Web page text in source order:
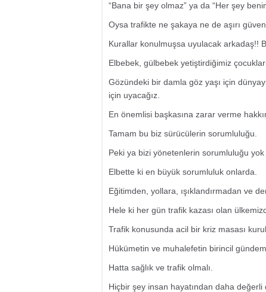
“Bana bir şey olmaz” ya da “Her şey
Oysa trafikte ne şakaya ne de aşırı
Kurallar konulmuşsa uyulacak arkadaş!!
Elbebek, gülbebek yetiştirdiğimiz
Gözündeki bir damla göz yaşı için
için uyacağız.
En önemlisi başkasına zarar verme
Tamam bu biz sürücülerin sorumluluğu.
Peki ya bizi yönetenlerin sorumluluğu
Elbette ki en büyük sorumluluk onlarda.
Eğitimden, yollara, ışıklandırmadan ve
Hele ki her gün trafik kazası olan
Trafik konusunda acil bir kriz masası
Hükümetin ve muhalefetin birincil
Hatta sağlık ve trafik olmalı.
Hiçbir şey insan hayatından daha değerli